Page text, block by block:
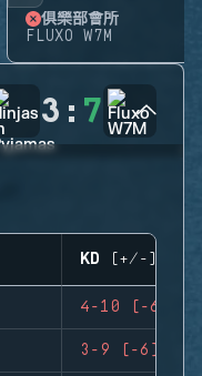
俱樂部會所
FLUXO W7M
3 : 7
KD (+/-)
4-10 (-6)
3-9 (-6)